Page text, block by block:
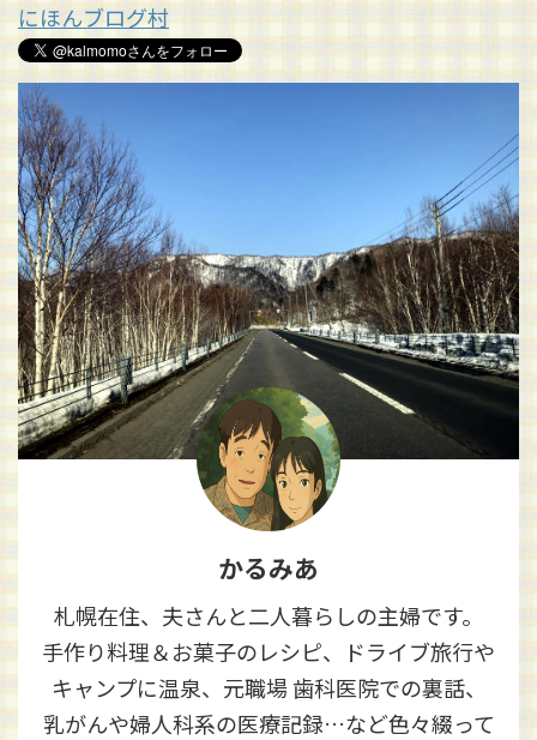
にほんブログ村
かるみあ
札幌在住、夫さんと二人暮らしの主婦です。
手作り料理＆お菓子のレシピ、ドライブ旅行や
キャンプに温泉、元職場 歯科医院での裏話、
乳がんや婦人科系の医療記録…など色々綴って